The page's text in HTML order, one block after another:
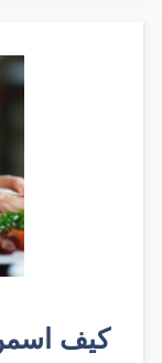
كيف